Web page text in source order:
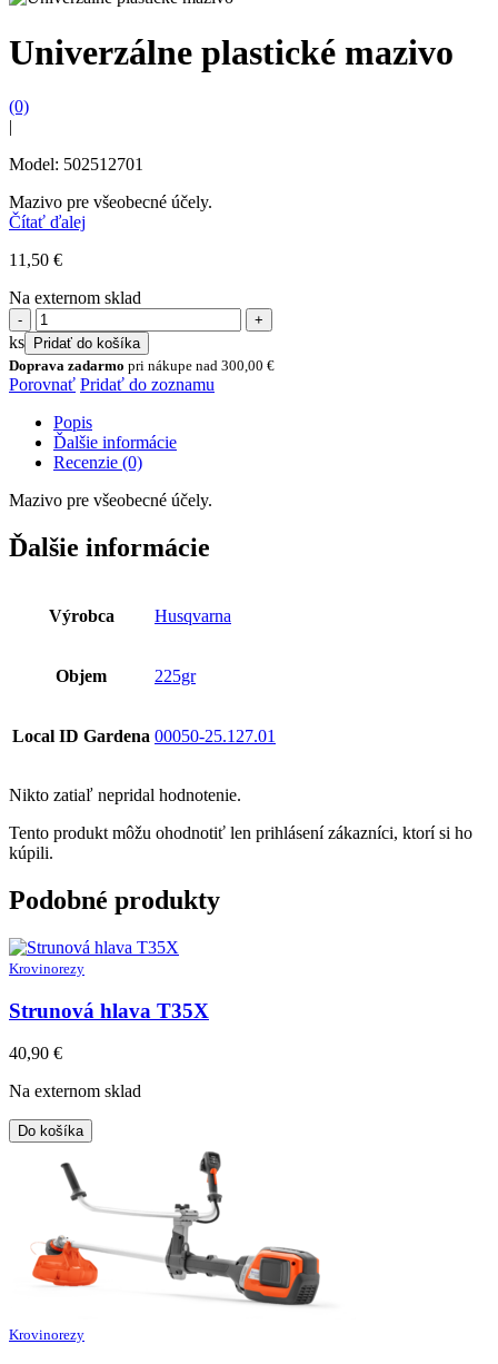
Univerzálne plastické mazivo
(0)
|
Model: 502512701
Mazivo pre všeobecné účely.
Čítať ďalej
11,50 €
Na externom sklad
množstvo
Univerzálne
plastické
mazivo
ks
Pridať do košíka
Doprava zadarmo pri nákupe nad 300,00 €
Porovnať Pridať do zoznamu
Popis
Ďalšie informácie
Recenzie (0)
Mazivo pre všeobecné účely.
Ďalšie informácie
Výrobca Husqvarna
Objem 225gr
Local ID Gardena 00050-25.127.01
Nikto zatiaľ nepridal hodnotenie.
Tento produkt môžu ohodnotiť len prihlásení zákazníci, ktorí si ho
kúpili.
Podobné produkty
Krovinorezy
Strunová hlava T35X
40,90 €
Na externom sklad
Do košíka
Krovinorezy